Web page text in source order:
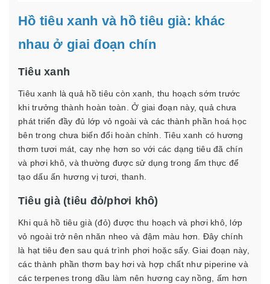
Hồ tiêu xanh và hồ tiêu già: khác
nhau ở giai đoạn chín
Tiêu xanh
Tiêu xanh là quả hồ tiêu còn xanh, thu hoạch sớm trước
khi trưởng thành hoàn toàn. Ở giai đoạn này, quả chưa
phát triển đầy đủ lớp vỏ ngoài và các thành phần hoá học
bên trong chưa biến đổi hoàn chỉnh. Tiêu xanh có hương
thơm tươi mát, cay nhẹ hơn so với các dạng tiêu đã chín
và phơi khô, và thường được sử dụng trong ẩm thực để
tạo dấu ấn hương vị tươi, thanh.
Tiêu già (tiêu đỏ/phơi khô)
Khi quả hồ tiêu già (đỏ) được thu hoạch và phơi khô, lớp
vỏ ngoài trở nên nhăn nheo và đậm màu hơn. Đây chính
là hạt tiêu đen sau quá trình phơi hoặc sấy. Giai đoạn này,
các thành phần thơm bay hơi và hợp chất như piperine và
các terpenes trong dầu làm nên hương cay nồng, ấm hơn